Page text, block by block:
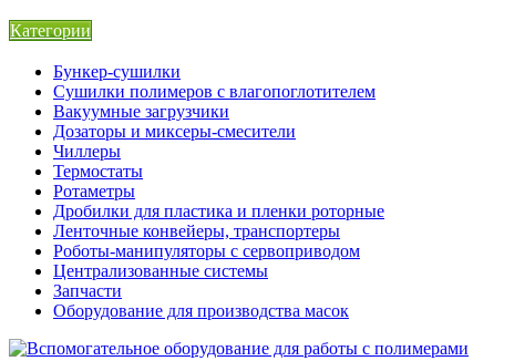
Категории
Бункер-сушилки
Сушилки полимеров с влагопоглотителем
Вакуумные загрузчики
Дозаторы и миксеры-смесители
Чиллеры
Термостаты
Ротаметры
Дробилки для пластика и пленки роторные
Ленточные конвейеры, транспортеры
Роботы-манипуляторы с сервоприводом
Централизованные системы
Запчасти
Оборудование для производства масок